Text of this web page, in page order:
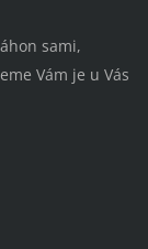
sami,
Vám je u Vás